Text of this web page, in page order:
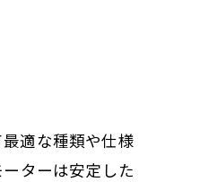
適な種類や仕様
ターは安定した